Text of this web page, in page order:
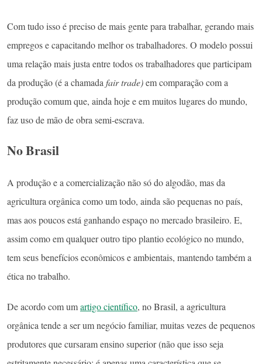
Com tudo isso é preciso de mais gente para trabalhar, gerando mais
empregos e capacitando melhor os trabalhadores. O modelo possui
uma relação mais justa entre todos os trabalhadores que participam
da produção (é a chamadafair trade)em comparação com a
produção comum que, ainda hoje e em muitos lugares do mundo,
faz uso de mão de obra semi-escrava.
No Brasil
A produção e a comercialização não só do algodão, mas da
agricultura orgânica como um todo, ainda são pequenas no país,
mas aos poucos está ganhando espaço no mercado brasileiro. E,
assim como em qualquer outro tipo plantio ecológico no mundo,
tem seus benefícios econômicos e ambientais, mantendo também a
ética no trabalho.
De acordo com umartigo científico, no Brasil, a agricultura
orgânica tende a ser um negócio familiar, muitas vezes de pequenos
produtores que cursaram ensino superior (não que isso seja